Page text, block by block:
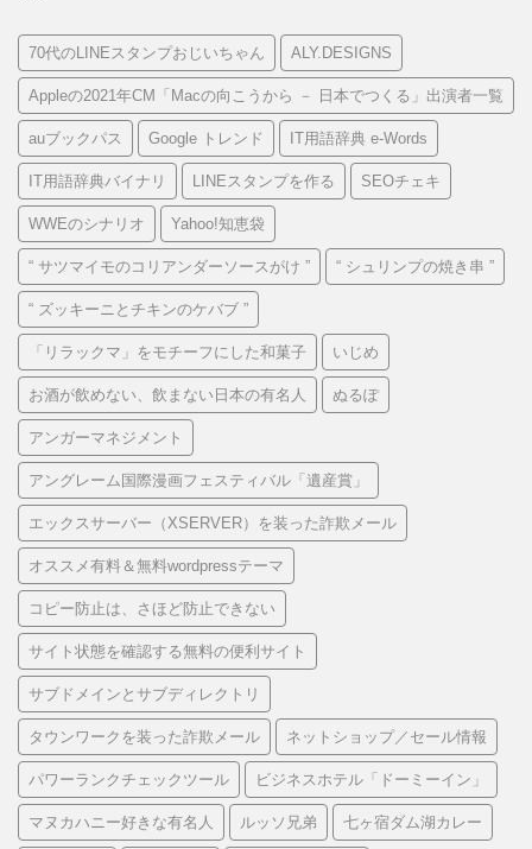
70代のLINEスタンプおじいちゃん ALY.DESIGNS
Appleの2021年CM「Macの向こうから － 日本でつくる」出演者一覧
auブックパス Google トレンド IT用語辞典 e-Words
IT用語辞典バイナリ LINEスタンプを作る SEOチェキ
WWEのシナリオ Yahoo!知恵袋
“ サツマイモのコリアンダーソースがけ ” “ シュリンプの焼き串 ”
“ ズッキーニとチキンのケバブ ”
「リラックマ」をモチーフにした和菓子 いじめ
お酒が飲めない、飲まない日本の有名人 ぬるぽ
アンガーマネジメント
アングレーム国際漫画フェスティバル「遺産賞」
エックスサーバー（XSERVER）を装った詐欺メール
オススメ有料＆無料wordpressテーマ
コピー防止は、さほど防止できない
サイト状態を確認する無料の便利サイト
サブドメインとサブディレクトリ
タウンワークを装った詐欺メール ネットショップ／セール情報
パワーランクチェックツール ビジネスホテル「ドーミーイン」
マヌカハニー好きな有名人 ルッソ兄弟 七ヶ宿ダム湖カレー